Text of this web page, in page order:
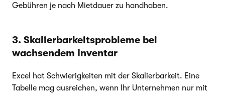
Gebühren je nach Mietdauer zu handhaben.
3. Skalierbarkeitsprobleme bei
wachsendem Inventar
Excel hat Schwierigkeiten mit der Skalierbarkeit. Eine
Tabelle mag ausreichen, wenn Ihr Unternehmen nur mit